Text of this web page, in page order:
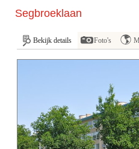
Segbroeklaan
Bekijk details Foto's